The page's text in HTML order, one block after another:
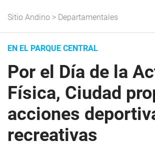
Sitio Andino > Departamentales
EN EL PARQUE CENTRAL
Por el Día de la
Física, Ciudad
acciones
recreativas